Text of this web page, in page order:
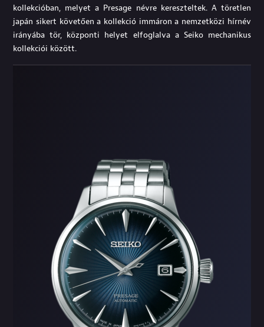
kollekcióban, melyet a Presage névre kereszteltek. A töretlen
japán sikert követően a kollekció immáron a nemzetközi hírnév
irányába tör, központi helyet elfoglalva a Seiko mechanikus
kollekciói között.